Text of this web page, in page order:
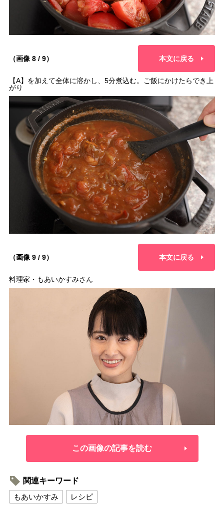
（画像 8 / 9） 本文に戻る
【A】を加えて全体に溶かし、5分煮込む。ご飯にかけたらでき上
がり
（画像 9 / 9） 本文に戻る
料理家・もあいかすみさん
この画像の記事を読む
関連キーワード
もあいかすみ
レシピ